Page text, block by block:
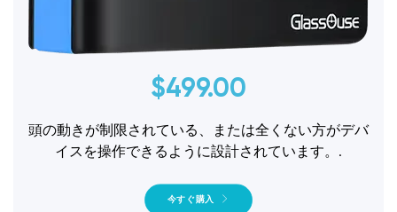
$499.00
頭の動きが制限されている、または全くない方がデバ
イスを操作できるように設計されています。.
今すぐ購入